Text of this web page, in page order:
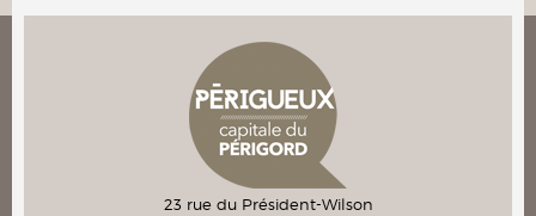
23 rue du Président-Wilson